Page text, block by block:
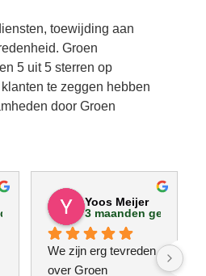
toewijding aan
Groen
5 uit 5 sterren op
te zeggen hebben
door Groen
Yoos Meijer
3 maanden geleden
We zijn erg tevreden
over Groen